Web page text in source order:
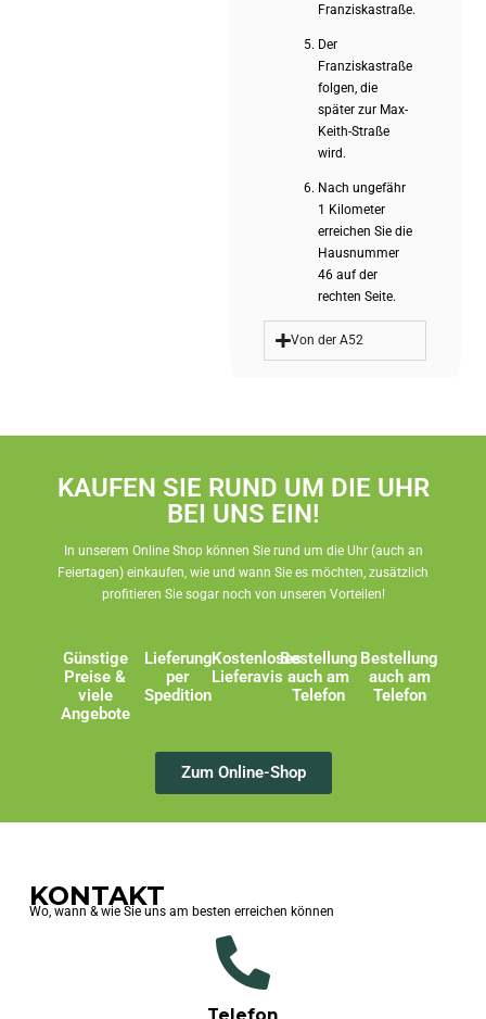
Franziskastraße.
Der
Franziskastraße
folgen, die
später zur Max-
Keith-Straße
wird.
Nach ungefähr
1 Kilometer
erreichen Sie die
Hausnummer
46 auf der
rechten Seite.
Von der A52
KAUFEN SIE RUND UM DIE UHR
BEI UNS EIN!
In unserem Online Shop können Sie rund um die Uhr (auch an
Feiertagen) einkaufen, wie und wann Sie es möchten, zusätzlich
profitieren Sie sogar noch von unseren Vorteilen!
Günstige
Preise &
viele
Angebote
Lieferung
per
Spedition
Kostenloses
Lieferavis
Bestellung
auch am
Telefon
Bestellung
auch am
Telefon
Zum Online-Shop
KONTAKT
Wo, wann & wie Sie uns am besten erreichen können